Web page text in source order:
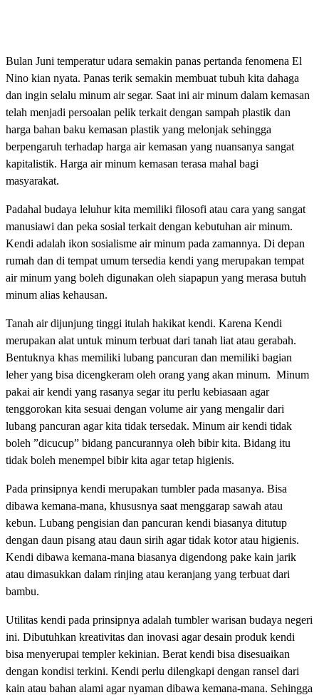
Bulan Juni temperatur udara semakin panas pertanda fenomena El
Nino kian nyata. Panas terik semakin membuat tubuh kita dahaga
dan ingin selalu minum air segar. Saat ini air minum dalam kemasan
telah menjadi persoalan pelik terkait dengan sampah plastik dan
harga bahan baku kemasan plastik yang melonjak sehingga
berpengaruh terhadap harga air kemasan yang nuansanya sangat
kapitalistik. Harga air minum kemasan terasa mahal bagi
masyarakat.
Padahal budaya leluhur kita memiliki filosofi atau cara yang sangat
manusiawi dan peka sosial terkait dengan kebutuhan air minum.
Kendi adalah ikon sosialisme air minum pada zamannya. Di depan
rumah dan di tempat umum tersedia kendi yang merupakan tempat
air minum yang boleh digunakan oleh siapapun yang merasa butuh
minum alias kehausan.
Tanah air dijunjung tinggi itulah hakikat kendi. Karena Kendi
merupakan alat untuk minum terbuat dari tanah liat atau gerabah.
Bentuknya khas memiliki lubang pancuran dan memiliki bagian
leher yang bisa dicengkeram oleh orang yang akan minum. Minum
pakai air kendi yang rasanya segar itu perlu kebiasaan agar
tenggorokan kita sesuai dengan volume air yang mengalir dari
lubang pancuran agar kita tidak tersedak. Minum air kendi tidak
boleh ”dicucup” bidang pancurannya oleh bibir kita. Bidang itu
tidak boleh menempel bibir kita agar tetap higienis.
Pada prinsipnya kendi merupakan tumbler pada masanya. Bisa
dibawa kemana-mana, khususnya saat menggarap sawah atau
kebun. Lubang pengisian dan pancuran kendi biasanya ditutup
dengan daun pisang atau daun sirih agar tidak kotor atau higienis.
Kendi dibawa kemana-mana biasanya digendong pake kain jarik
atau dimasukkan dalam rinjing atau keranjang yang terbuat dari
bambu.
Utilitas kendi pada prinsipnya adalah tumbler warisan budaya negeri
ini. Dibutuhkan kreativitas dan inovasi agar desain produk kendi
bisa menyerupai templer kekinian. Berat kendi bisa disesuaikan
dengan kondisi terkini. Kendi perlu dilengkapi dengan ransel dari
kain atau bahan alami agar nyaman dibawa kemana-mana. Sehingga